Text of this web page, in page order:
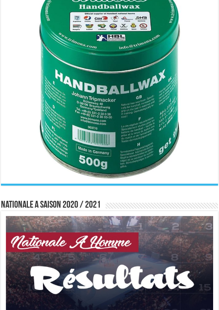
Nationale A saison 2020 / 2021